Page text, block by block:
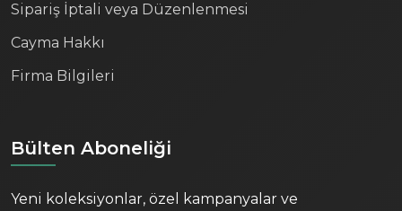
Sipariş İptali veya Düzenlenmesi
Cayma Hakkı
Firma Bilgileri
Bülten Aboneliği
Yeni koleksiyonlar, özel kampanyalar ve